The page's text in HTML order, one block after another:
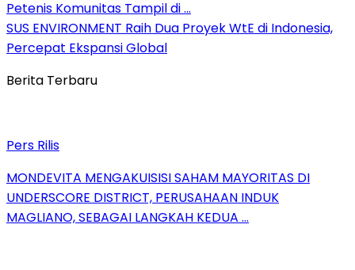
Petenis Komunitas Tampil di …
SUS ENVIRONMENT Raih Dua Proyek WtE di Indonesia,
Percepat Ekspansi Global
Berita Terbaru
Pers Rilis
MONDEVITA MENGAKUISISI SAHAM MAYORITAS DI
UNDERSCORE DISTRICT, PERUSAHAAN INDUK
MAGLIANO, SEBAGAI LANGKAH KEDUA …